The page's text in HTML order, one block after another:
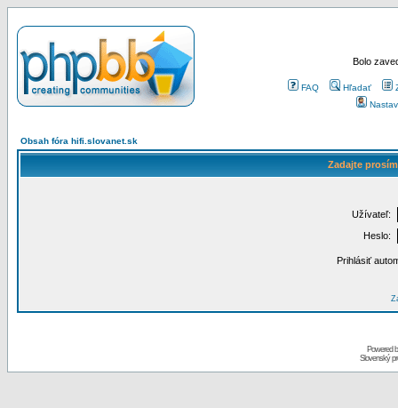
Bolo
FAQ Hľadať
Obsah fóra hifi.slovanet.sk
Zadajte
Užívateľ:
Heslo:
Prihlásiť
Powered
Slovenský